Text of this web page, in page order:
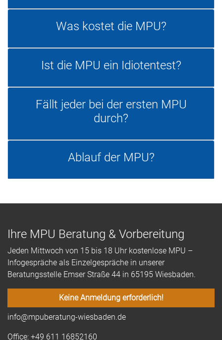
Was kostet die MPU?
Ist die MPU ein Idiotentest?
Fällt jeder bei der ersten MPU
durch?
Ablauf der MPU?
Ihre MPU Beratung & Vorbereitung
Jeden Mittwoch von 15 bis 18 Uhr kostenlose MPU –
Infogespräche als Einzelgespräche in unserer
Beratungsstelle Emser Straße 44 in 65195 Wiesbaden.
Keine Anmeldung erforderlich!
info@mpuberatung-wiesbaden.de
Office: +49 611 16852160